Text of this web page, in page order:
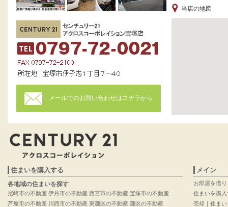
メールでのお問い合わせはコチラから
当店の地図
住まいを購入する
各地域の住まいを探す
尼崎市の不動産
芦屋市の不動産
伊丹市の不動産
川西市の不動産
西宮市の不動産
東灘区の不動産
宝塚市の不動産
灘区の不動産
メイン
お部屋を借り
住まいを購入
売却｜住ま